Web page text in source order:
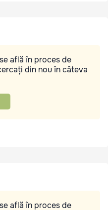
află în proces de
din nou în câteva
află în proces de